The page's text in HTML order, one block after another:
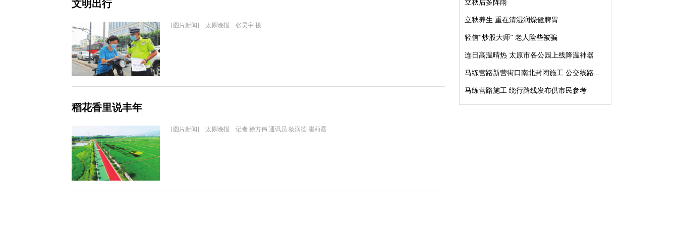
文明出行
[图片新闻] 太原晚报 张昊宇 摄
稻花香里说丰年
[图片新闻] 太原晚报 记者 徐方伟 通讯员 杨润德 崔莉霞
立秋后多阵雨
立秋养生 重在清湿润燥健脾胃
轻信“炒股大师” 老人险些被骗
连日高温晴热 太原市各公园上线降温神器
马练营路新营街口南北封闭施工 公交线路...
马练营路施工 绕行路线发布供市民参考